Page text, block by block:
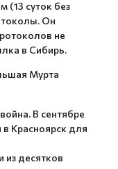
(13 суток без
Он
не
в Сибирь.
Мурта
В сентябре
Красноярск для
из десятков